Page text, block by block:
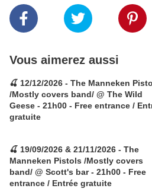
Vous aimerez aussi
🍒 12/12/2026 - The Manneken
/Mostly covers band/ @ The Wild
Geese - 21h00 - Free entrance /
gratuite
🍒 19/09/2026 & 21/11/2026 - The
Manneken Pistols /Mostly covers
band/ @ Scott's bar - 21h00 - Free
entrance / Entrée gratuite